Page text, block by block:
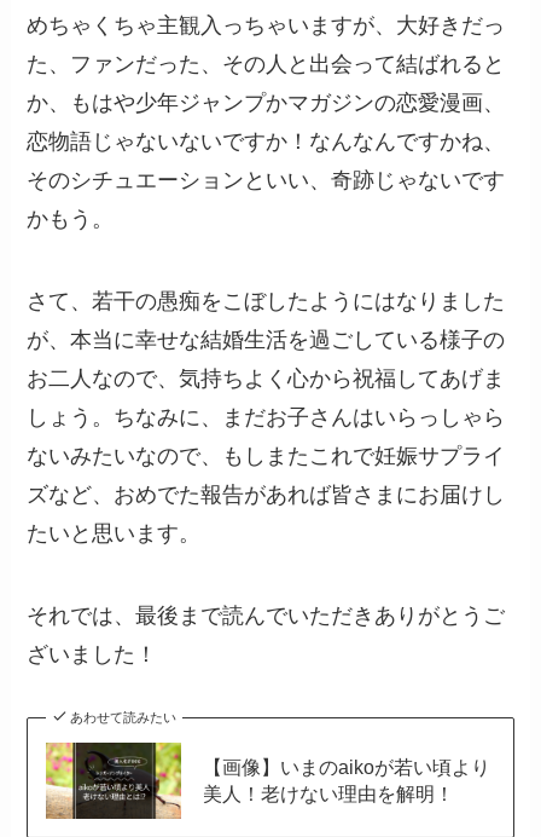
めちゃくちゃ主観入っちゃいますが、大好きだっ
た、ファンだった、その人と出会って結ばれると
か、もはや少年ジャンプかマガジンの恋愛漫画、
恋物語じゃないないですか！なんなんですかね、
そのシチュエーションといい、奇跡じゃないです
かもう。
さて、若干の愚痴をこぼしたようにはなりました
が、本当に幸せな結婚生活を過ごしている様子の
お二人なので、気持ちよく心から祝福してあげま
しょう。ちなみに、まだお子さんはいらっしゃら
ないみたいなので、もしまたこれで妊娠サプライ
ズなど、おめでた報告があれば皆さまにお届けし
たいと思います。
それでは、最後まで読んでいただきありがとうご
ざいました！
あわせて読みたい
【画像】いまのaikoが若い頃より
美人！老けない理由を解明！